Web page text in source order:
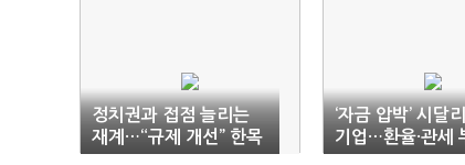
정치권과 접점 늘리는
재계…“규제 개선” 한목
소리
‘자금 압박’ 시달
기업…환율·관세